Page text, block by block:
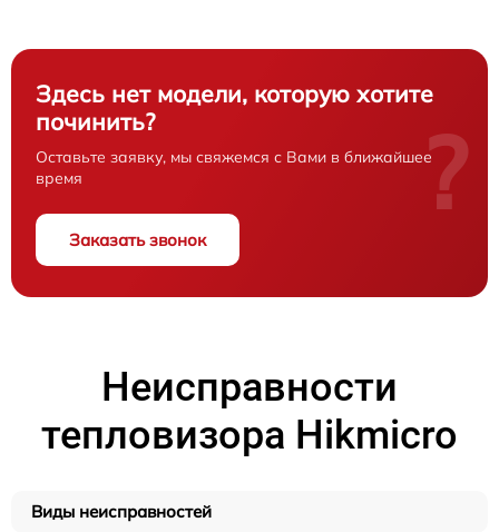
Здесь нет модели, которую хотите
починить?
Оставьте заявку, мы свяжемся с Вами в ближайшее
время
Заказать звонок
?
Неисправности
тепловизора Hikmicro
Виды неисправностей